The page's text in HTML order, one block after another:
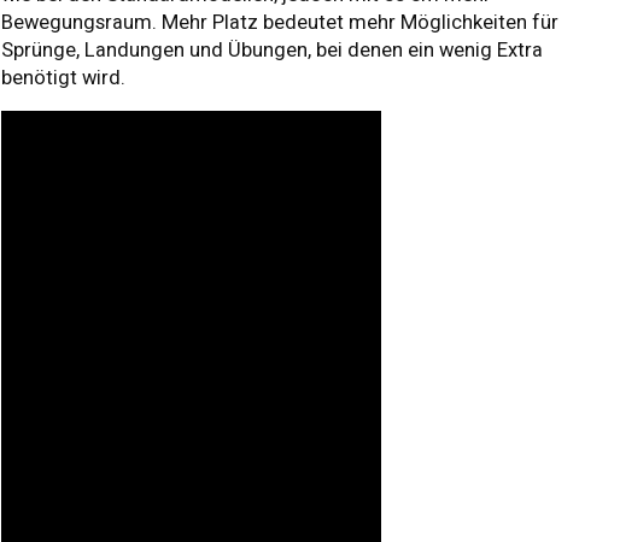
Bewegungsraum. Mehr Platz bedeutet mehr Möglichkeiten für
Sprünge, Landungen und Übungen, bei denen ein wenig Extra
benötigt wird.